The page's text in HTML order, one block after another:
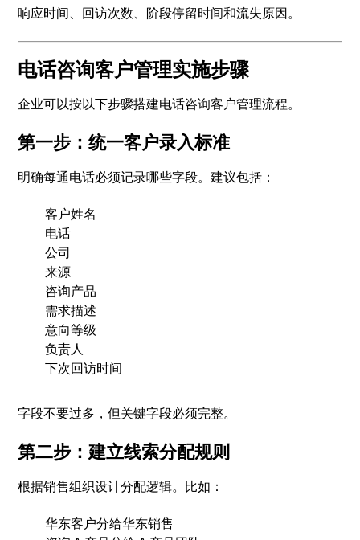
响应时间、回访次数、阶段停留时间和流失原因。
电话咨询客户管理实施步骤
企业可以按以下步骤搭建电话咨询客户管理流程。
第一步：统一客户录入标准
明确每通电话必须记录哪些字段。建议包括：
客户姓名
电话
公司
来源
咨询产品
需求描述
意向等级
负责人
下次回访时间
字段不要过多，但关键字段必须完整。
第二步：建立线索分配规则
根据销售组织设计分配逻辑。比如：
华东客户分给华东销售